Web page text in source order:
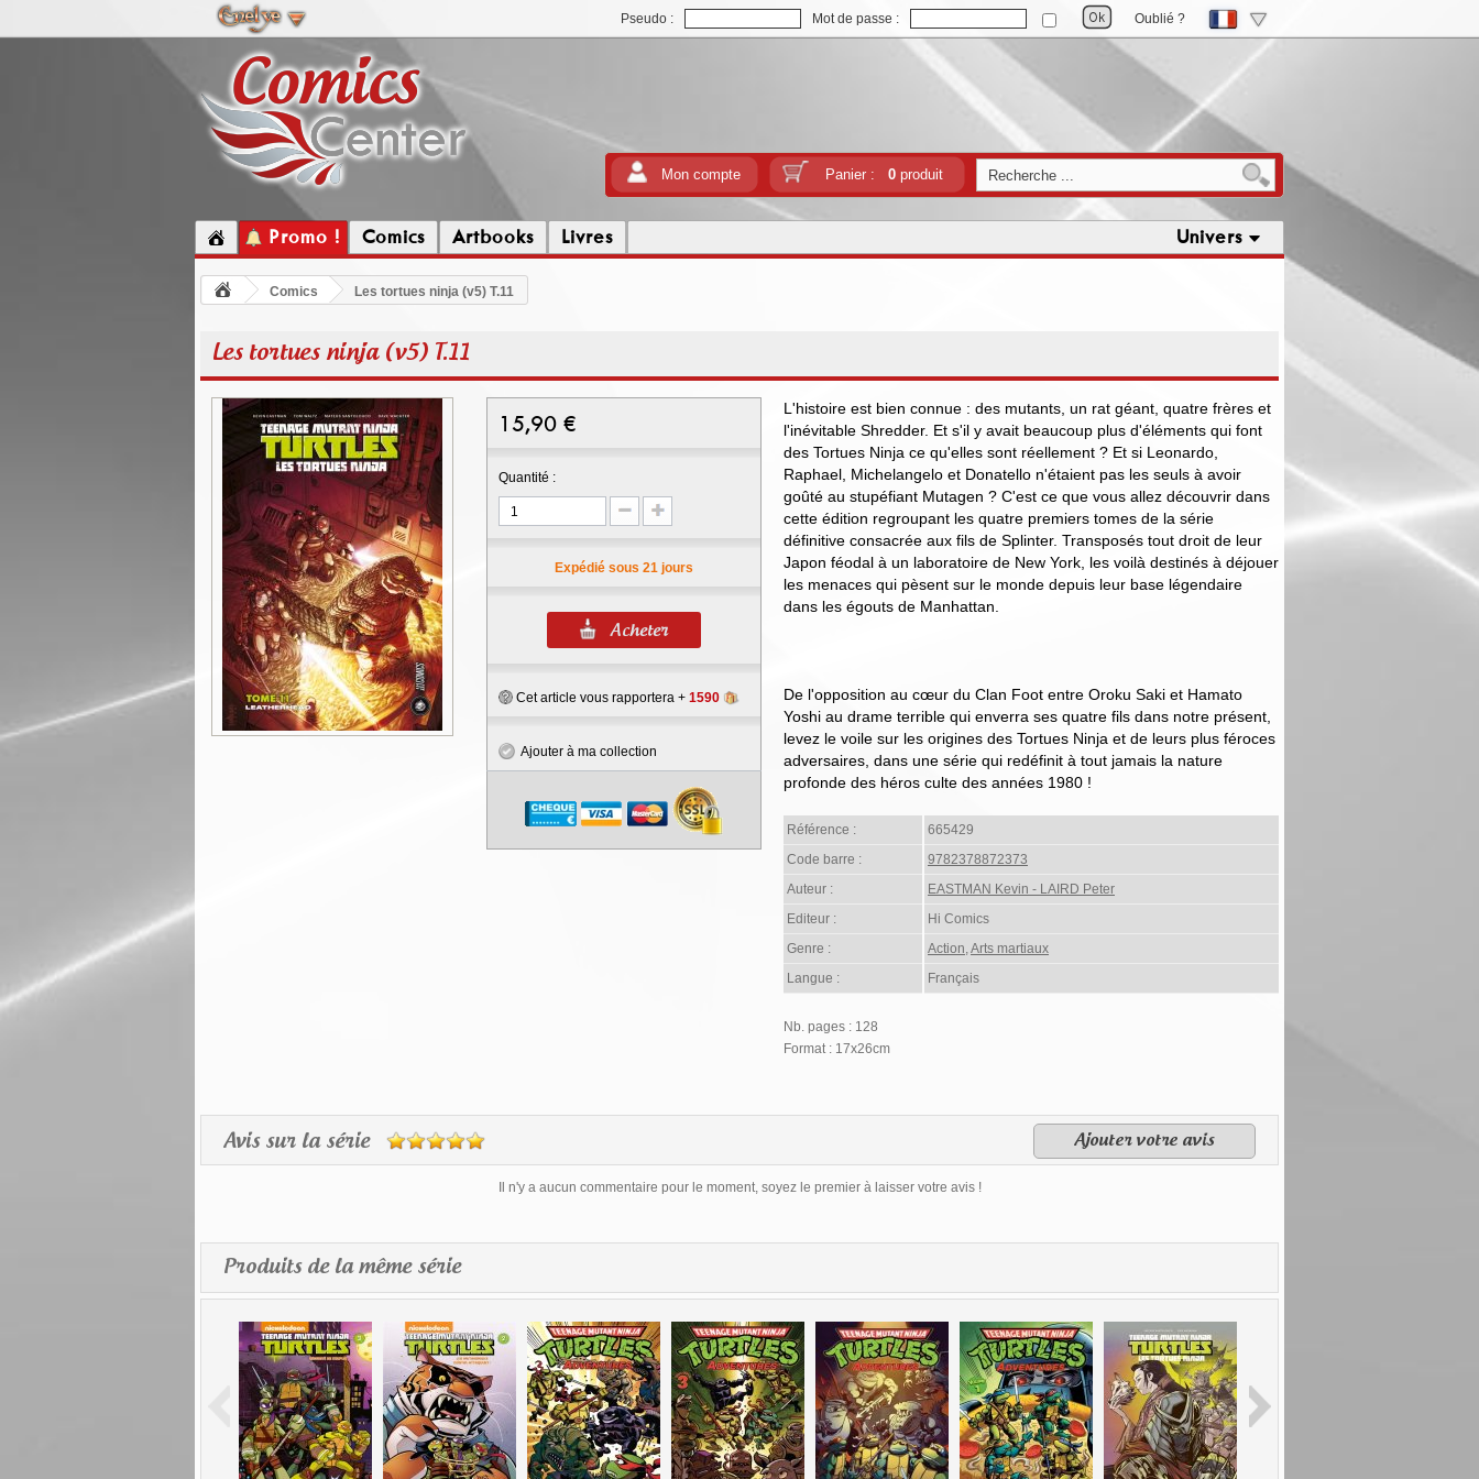
Pseudo : Mot de passe : Oublié ?
Mon compte Panier : 0produit
Promo ! Comics Artbooks Livres Univers
Comics Les tortues ninja (v5) T.11
Les tortues ninja (v5) T.11
15,90 €
Quantité :
Expédié sous 21 jours
Cet article vous rapportera + 1590
Ajouter à ma collection
L'histoire est bien connue : des mutants, un rat géant, quatre frères et
l'inévitable Shredder. Et s'il y avait beaucoup plus d'éléments qui font
des Tortues Ninja ce qu'elles sont réellement ? Et si Leonardo,
Raphael, Michelangelo et Donatello n'étaient pas les seuls à avoir
goûté au stupéfiant Mutagen ? C'est ce que vous allez découvrir dans
cette édition regroupant les quatre premiers tomes de la série
définitive consacrée aux fils de Splinter. Transposés tout droit de leur
Japon féodal à un laboratoire de New York, les voilà destinés à déjouer
les menaces qui pèsent sur le monde depuis leur base légendaire
dans les égouts de Manhattan.
De l'opposition au cœur du Clan Foot entre Oroku Saki et Hamato
Yoshi au drame terrible qui enverra ses quatre fils dans notre présent,
levez le voile sur les origines des Tortues Ninja et de leurs plus féroces
adversaires, dans une série qui redéfinit à tout jamais la nature
profonde des héros culte des années 1980 !
Référence :
665429
Code barre :
9782378872373
Auteur :
EASTMAN Kevin - LAIRD Peter
Editeur :
Hi Comics
Genre :
Action,Arts martiaux
Langue :
Français
Nb. pages : 128
Format : 17x26cm
Avis sur la série Ajouter votre avis
Il n'y a aucun commentaire pour le moment, soyez le premier à laisser votre avis !
Produits de la même série